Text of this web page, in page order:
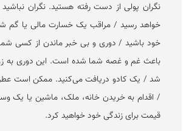
نگران پولی از دست رفته هستید. نگران
خواهد رسید / مراقب یک خسارت مالی یا گم
خود باشید / دوری و بی خبر ماندن از کسی شما
باعث غم و غصه شما شده است. این دوری به
شد / یک کادو دریافت می‌کنید. ممکن است عطر
/ اقدام به خریدن خانه، ملک، ماشین یا یک
قیمت برای زندگی خود خواهید کرد.